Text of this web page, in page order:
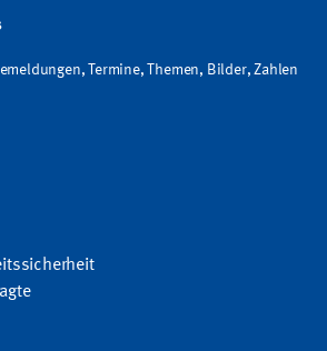
Termine, Themen, Bilder, Zahlen